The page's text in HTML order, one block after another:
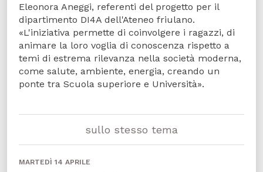
Eleonora Aneggi, referenti del progetto per il
dipartimento DI4A dell'Ateneo friulano.
«L'iniziativa permette di coinvolgere i ragazzi, di
animare la loro voglia di conoscenza rispetto a
temi di estrema rilevanza nella società moderna,
come salute, ambiente, energia, creando un
ponte tra Scuola superiore e Università».
sullo stesso tema
MARTEDÌ 14 APRILE